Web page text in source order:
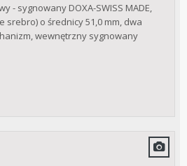
- sygnowany DOXA-SWISS MADE,
srebro) o średnicy 51,0 mm, dwa
wewnętrzny sygnowany